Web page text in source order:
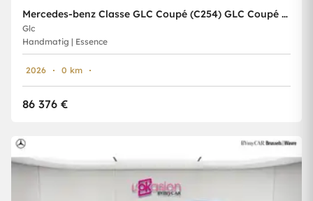
Mercedes-benz Classe GLC Coupé (C254) GLC Coupé 200 Star Edition
Glc
Handmatig | Essence
2026 0 km
86 376 €